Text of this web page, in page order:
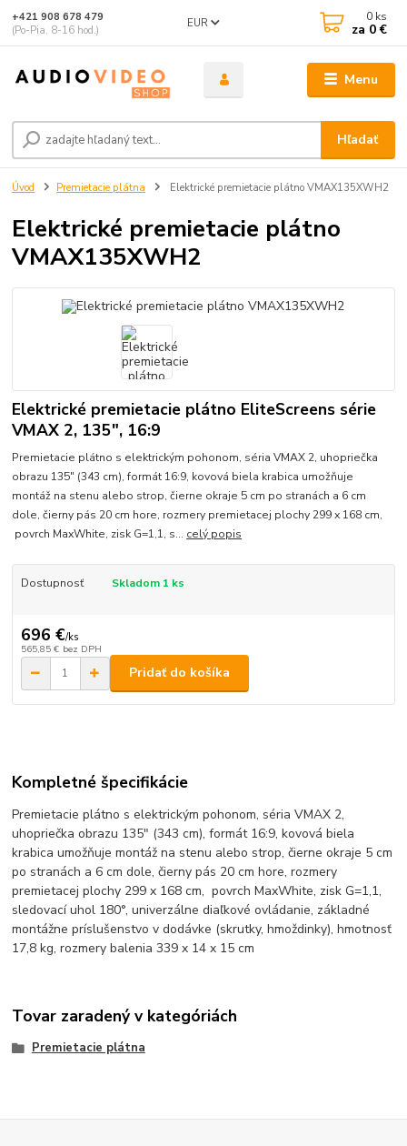
Menu
EUR
Hľadať
+421 908 678 479
(Po-Pia, 8-16 hod.)
0 ks
za 0 €
Úvod Premietacie plátna Elektrické premietacie plátno VMAX135XWH2
Elektrické premietacie plátno
VMAX135XWH2
Elektrické premietacie plátno EliteScreens série
VMAX 2, 135", 16:9
Premietacie plátno s elektrickým pohonom, séria VMAX 2, uhopriečka
obrazu 135" (343 cm), formát 16:9, kovová biela krabica umožňuje
montáž na stenu alebo strop, čierne okraje 5 cm po stranách a 6 cm
dole, čierny pás 20 cm hore, rozmery premietacej plochy 299 x 168 cm,
povrch MaxWhite, zisk G=1,1, s... celý popis
Dostupnosť Skladom 1 ks
696 €/ks
565,85 € bez DPH
Pridať do košíka
Kompletné špecifikácie
Premietacie plátno s elektrickým pohonom, séria VMAX 2,
uhopriečka obrazu 135" (343 cm), formát 16:9, kovová biela
krabica umožňuje montáž na stenu alebo strop, čierne okraje 5 cm
po stranách a 6 cm dole, čierny pás 20 cm hore, rozmery
premietacej plochy 299 x 168 cm, povrch MaxWhite, zisk G=1,1,
sledovací uhol 180°, univerzálne diaľkové ovládanie, základné
montážne príslušenstvo v dodávke (skrutky, hmoždinky), hmotnosť
17,8 kg, rozmery balenia 339 x 14 x 15 cm
Tovar zaradený v kategóriách
Premietacie plátna